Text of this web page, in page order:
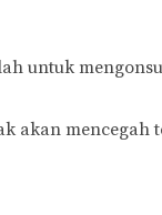
untuk
mencegah